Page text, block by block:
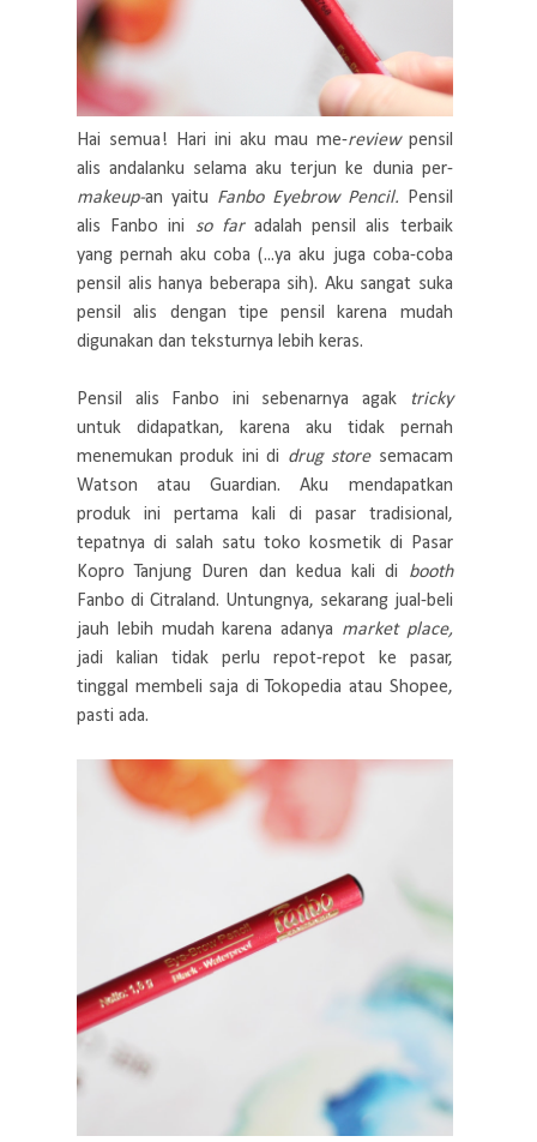
Hai semua! Hari ini aku mau me-review pensil
alis andalanku selama aku terjun ke dunia per-
makeup-an yaitu Fanbo Eyebrow Pencil.
Pensil
alis Fanbo ini so faradalah pensil alis terbaik
yang pernah aku coba (...ya aku juga coba-coba
pensil alis hanya beberapa sih). Aku sangat suka
pensil alis dengan tipe pensil karena mudah
digunakan dan teksturnya lebih keras.
Pensil alis Fanbo ini sebenarnya agak
tricky
untuk didapatkan, karena aku tidak pernah
menemukan produk ini di drug store semacam
Watson atau Guardian. Aku mendapatkan
produk ini pertama kali di pasar tradisional,
tepatnya di salah satu toko kosmetik di Pasar
Kopro Tanjung Duren dan kedua kali di booth
Fanbo di Citraland. Untungnya, sekarang jual-beli
jauh lebih mudah karena adanya market place,
jadi kalian tidak perlu repot-repot ke pasar,
tinggal membeli saja di Tokopedia atau Shopee,
pasti ada.